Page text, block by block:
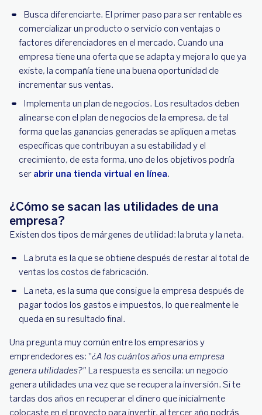
Busca diferenciarte. El primer paso para ser rentable es
comercializar un producto o servicio con ventajas o
factores diferenciadores en el mercado. Cuando una
empresa tiene una oferta que se adapta y mejora lo que ya
existe, la compañía tiene una buena oportunidad de
incrementar sus ventas.
Implementa un plan de negocios. Los resultados deben
alinearse con el plan de negocios de la empresa, de tal
forma que las ganancias generadas se apliquen a metas
específicas que contribuyan a su estabilidad y el
crecimiento, de esta forma, uno de los objetivos podría
ser abrir una tienda virtual en línea.
¿Cómo se sacan las utilidades de una
empresa?
Existen dos tipos de márgenes de utilidad: la bruta y la neta.
La bruta es la que se obtiene después de restar al total de
ventas los costos de fabricación.
La neta, es la suma que consigue la empresa después de
pagar todos los gastos e impuestos, lo que realmente le
queda en su resultado final.
Una pregunta muy común entre los empresarios y
emprendedores es: "¿A los cuántos años una empresa
genera utilidades?" La respuesta es sencilla: un negocio
genera utilidades una vez que se recupera la inversión. Si te
tardas dos años en recuperar el dinero que inicialmente
colocaste en el proyecto para invertir, al tercer año podrás